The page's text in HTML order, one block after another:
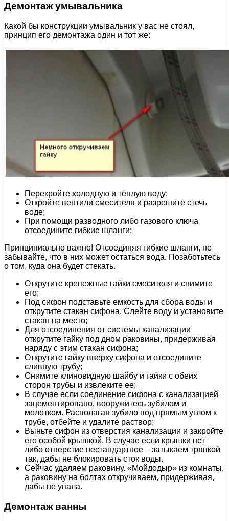
Демонтаж умывальника
Какой бы конструкции умывальник у вас не стоял,
принцип его демонтажа один и тот же:
Перекройте холодную и тёплую воду;
Откройте вентили смесителя и разрешите стечь
воде;
При помощи разводного либо газового ключа
отсоедините гибкие шланги;
Принципиально важно! Отсоединяя гибкие шланги, не
забывайте, что в них может остаться вода. Позаботьтесь
о том, куда она будет стекать.
Открутите крепежные гайки смесителя и снимите
его;
Под сифон подставьте емкость для сбора воды и
открутите стакан сифона. Слейте воду и установите
стакан на место;
Для отсоединения от системы канализации
открутите гайку под дном раковины, придерживая
наряду с этим стакан сифона;
Открутите гайку вверху сифона и отсоедините
сливную трубу;
Снимите клиновидную шайбу и гайки с обеих
сторон трубы и извлеките ее;
В случае если соединение сифона с канализацией
зацементировано, вооружитесь зубилом и
молотком. Располагая зубило под прямым углом к
трубе, отбейте и удалите раствор;
Выньте сифон из отверстия канализации и закройте
его особой крышкой. В случае если крышки нет
либо отверстие нестандартное – затыкаем тряпкой
так, дабы не блокировать сток воды.
Сейчас удаляем раковину. «Мойдодыр» из комнаты,
а раковину на болтах откручиваем, придерживая,
дабы не упала.
Демонтаж ванны